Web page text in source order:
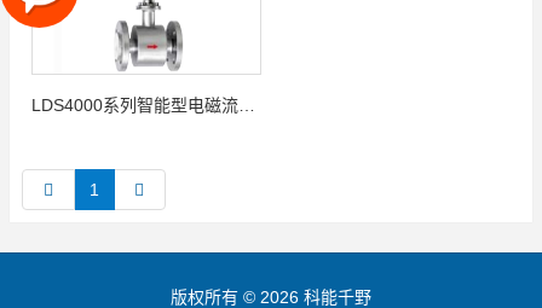
1
版权所有 © 2026 科能千野